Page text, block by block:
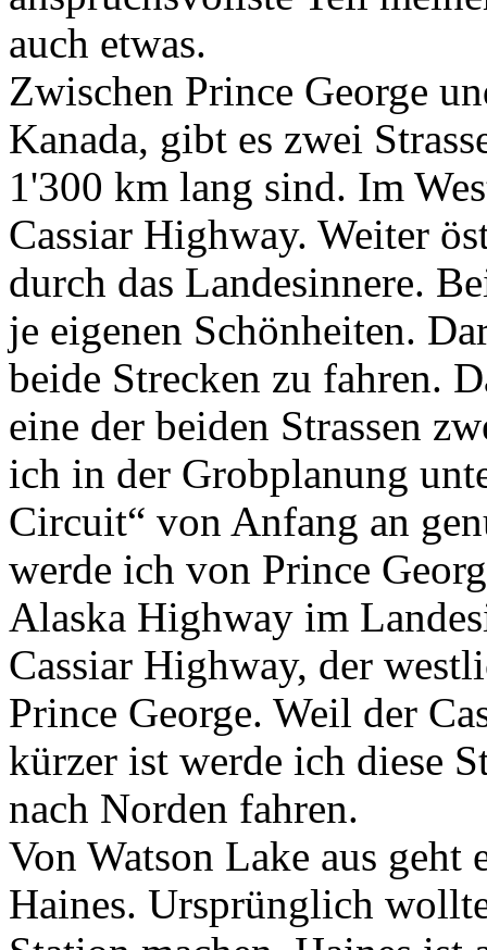
auch etwas.
Zwischen Prince George
Kanada, gibt es zwei
1'300 km lang sind. Im
Cassiar Highway. Weiter
durch das Landesinnere.
je eigenen Schönheiten.
beide Strecken zu fahren.
eine der beiden Strassen
ich in der Grobplanung
Circuit“ von Anfang an
werde ich von Prince
Alaska Highway im
Cassiar Highway, der
Prince George. Weil der
kürzer ist werde ich diese
nach Norden fahren.
Von Watson Lake aus geht
Haines. Ursprünglich